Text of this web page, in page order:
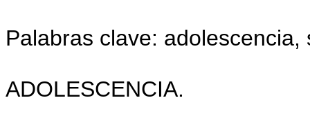
Palabras clave:
ADOLESCENCIA.